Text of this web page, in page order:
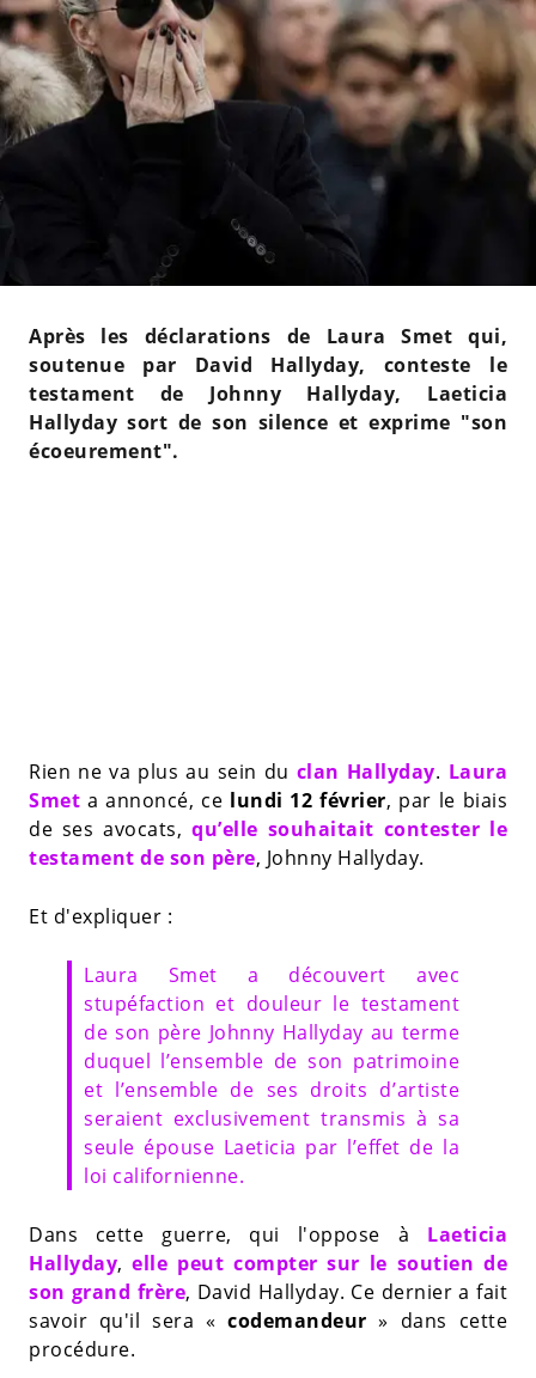
Après les déclarations de Laura Smet qui,
soutenue par David Hallyday, conteste le
testament de Johnny Hallyday, Laeticia
Hallyday sort de son silence et exprime "son
écoeurement".
Rien ne va plus au sein du clan Hallyday. Laura
Smet a annoncé, ce lundi 12 février, par le biais
de ses avocats,qu’elle souhaitait contester le
testament de son père, Johnny Hallyday.
Et d'expliquer :
Laura Smet a découvert avec
stupéfaction et douleur le testament
de son père Johnny Hallyday au terme
duquel l’ensemble de son patrimoine
et l’ensemble de ses droits d’artiste
seraient exclusivement transmis à sa
seule épouse Laeticia par l’effet de la
loi californienne.
Dans cette guerre, qui l'oppose à Laeticia
Hallyday,elle peut compter sur le soutien de
son grand frère, David Hallyday. Ce dernier a fait
savoir qu'il sera «codemandeur » dans cette
procédure.